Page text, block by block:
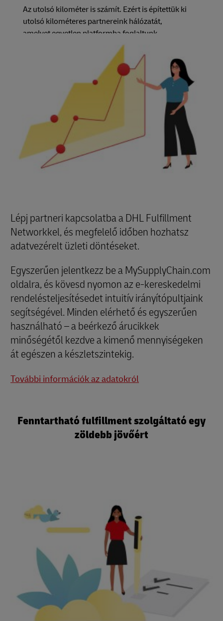
Az utolsó kilométer is számít. Ezért is építettük ki
utolsó kilométeres partnereink hálózatát,
amelyet egyetlen platformba foglaltunk.
Egyszerűen csak válaszd ki az általad és
ügyfeleid által igényelt szolgáltatási szintet, mi
pedig biztosítjuk a megfelelő fuvarozót. Ami
pedig a legjobb, hogy egyetlen rendszer
használatával követheted nyomon az egyes
megrendelések állapotát – függetlenül attól,
hogy melyik országot vagy fuvarozót választod.
Lépj partneri kapcsolatba a DHL Fulfillment
Networkkel, és megfelelő időben hozhatsz
adatvezérelt üzleti döntéseket.
Egyszerűen jelentkezz be a MySupplyChain.com
oldalra, és kövesd nyomon az e-kereskedelmi
rendelésteljesítésedet intuitív irányítópultjaink
segítségével. Minden elérhető és egyszerűen
használható – a beérkező árucikkek
minőségétől kezdve a kimenő mennyiségeken
át egészen a készletszintekig.
További információk az adatokról
Fenntartható fulfillment szolgáltató egy
zöldebb jövőért